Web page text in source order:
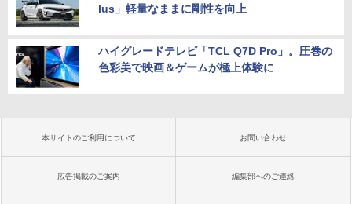
lus」軽量なままに剛性を向上
ハイグレードテレビ「TCL Q7D Pro」。圧巻の
色彩美で映画＆ゲームが極上体験に
本サイトのご利用について お問い合わせ
広告掲載のご案内 編集部へのご連絡